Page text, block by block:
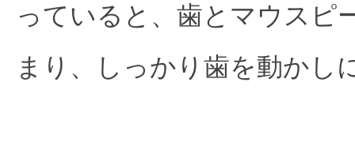
っていると、歯とマウスピ
まり、しっかり歯を動かし